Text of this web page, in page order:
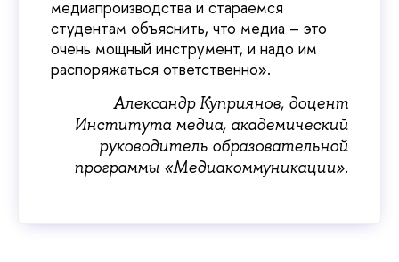
медиапроизводства и стараемся
студентам объяснить, что медиа – это
очень мощный инструмент, и надо им
распоряжаться ответственно».
Александр Куприянов, доцент
Института медиа, академический
руководитель образовательной
программы «Медиакоммуникации».